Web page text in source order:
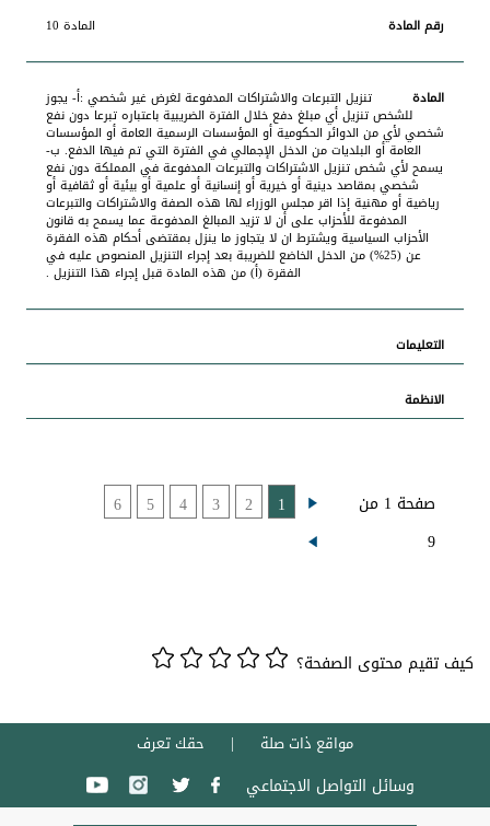
المادة 10
تنزيل التبرعات والاشتراكات المدفوعة لغرض غير شخصي :أ- يجوز
للشخص تنزيل أي مبلغ دفع خلال الفترة الضريبية باعتباره تبرعا دون نفع
شخصي لأي من الدوائر الحكومية أو المؤسسات الرسمية العامة أو المؤسسات
العامة أو البلديات من الدخل الإجمالي في الفترة التي تم فيها الدفع. ب-
يسمح لأي شخص تنزيل الاشتراكات والتبرعات المدفوعة في المملكة دون نفع
شخصي بمقاصد دينية أو خيرية أو إنسانية أو علمية أو بيئية أو ثقافية أو
رياضية أو مهنية إذا اقر مجلس الوزراء لها هذه الصفة والاشتراكات والتبرعات
المدفوعة للأحزاب على أن لا تزيد المبالغ المدفوعة عما يسمح به قانون
الأحزاب السياسية ويشترط ان لا يتجاوز ما ينزل بمقتضى أحكام هذه الفقرة
عن (25%) من الدخل الخاضع للضريبة بعد إجراء التنزيل المنصوص عليه في
الفقرة (أ) من هذه المادة قبل إجراء هذا التنزيل .
صفحة 1 من
9
1
2
3
4
5
6
كيف تقيم محتوى الصفحة؟
مواقع ذات صلة حقك تعرف
وسائل التواصل الاجتماعي